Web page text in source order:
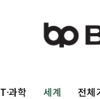
IT·과학 세계 전체